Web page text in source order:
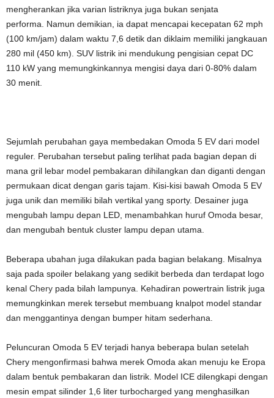
mengherankan jika varian listriknya juga bukan senjata
performa. Namun demikian, ia dapat mencapai kecepatan 62 mph
(100 km/jam) dalam waktu 7,6 detik dan diklaim memiliki jangkauan
280 mil (450 km). SUV listrik ini mendukung pengisian cepat DC
110 kW yang memungkinkannya mengisi daya dari 0-80% dalam
30 menit.
Sejumlah perubahan gaya membedakan Omoda 5 EV dari model
reguler. Perubahan tersebut paling terlihat pada bagian depan di
mana gril lebar model pembakaran dihilangkan dan diganti dengan
permukaan dicat dengan garis tajam. Kisi-kisi bawah Omoda 5 EV
juga unik dan memiliki bilah vertikal yang sporty. Desainer juga
mengubah lampu depan LED, menambahkan huruf Omoda besar,
dan mengubah bentuk cluster lampu depan utama.
Beberapa ubahan juga dilakukan pada bagian belakang. Misalnya
saja pada spoiler belakang yang sedikit berbeda dan terdapat logo
kenal Chery pada bilah lampunya. Kehadiran powertrain listrik juga
memungkinkan merek tersebut membuang knalpot model standar
dan menggantinya dengan bumper hitam sederhana.
Peluncuran Omoda 5 EV terjadi hanya beberapa bulan setelah
Chery mengonfirmasi bahwa merek Omoda akan menuju ke Eropa
dalam bentuk pembakaran dan listrik. Model ICE dilengkapi dengan
mesin empat silinder 1,6 liter turbocharged yang menghasilkan